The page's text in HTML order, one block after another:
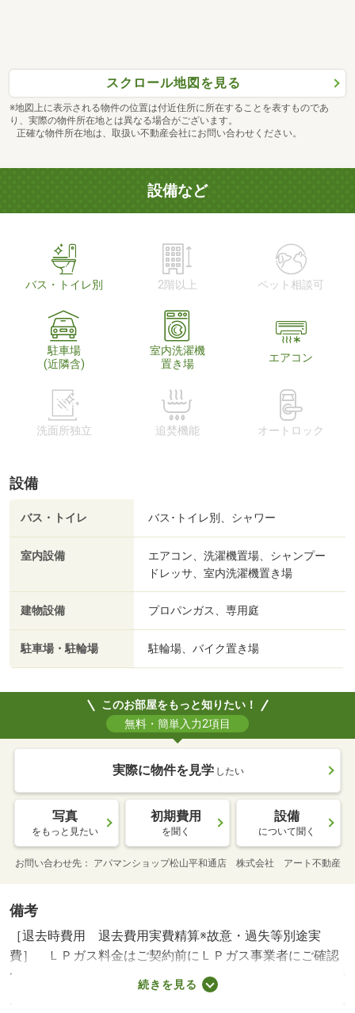
スクロール地図を見る
※地図上に表示される物件の位置は付近住所に所在することを表すものであ
り、実際の物件所在地とは異なる場合がございます。
正確な物件所在地は、取扱い不動産会社にお問い合わせください。
設備など
バス・トイレ別 2階以上 ペット相談可
駐車場
(近隣含)
室内洗濯機
置き場
エアコン
洗面所独立 追焚機能 オートロック
設備
バス・トイレ バス･トイレ別、シャワー
室内設備
エアコン、洗濯機置場、シャンプー
ドレッサ、室内洗濯機置き場
建物設備 プロパンガス、専用庭
駐車場・駐輪場 駐輪場、バイク置き場
このお部屋をもっと知りたい！
無料・簡単入力2項目
実際に物件を見学 したい
写真
をもっと見たい
初期費用
を聞く
設備
について聞く
お問い合わせ先 アパマンショップ松山平和通店 株式会社 アート不動産
備考
［退去時費用 退去費用実費精算※故意・過失等別途実
費］ ＬＰガス料金はご契約前にＬＰガス事業者にご確認
いただけます。 １年未満の解約は短期違約金１ヶ月分
（賃料共益費）が発生します町内会費は実費ルームクリー
続きを見る